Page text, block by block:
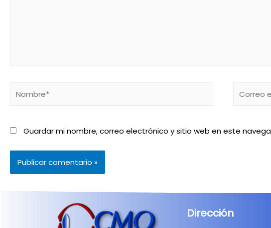
Guardar mi nombre, correo electrónico y sitio web en este
Dirección